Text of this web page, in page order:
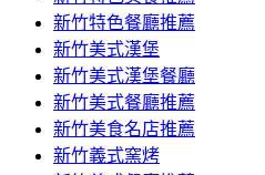
新竹特色餐廳推薦
新竹美式漢堡
新竹美式漢堡餐廳
新竹美式餐廳推薦
新竹美食名店推薦
新竹義式窯烤